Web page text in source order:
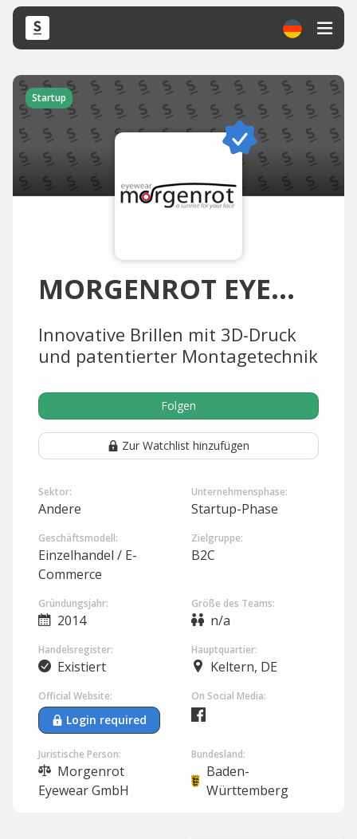
Startup
MORGENROT EYEWEAR
Innovative Brillen mit 3D-Druck
und patentierter Montagetechnik
Folgen
Zur Watchlist hinzufügen
Sektor:
Andere
Unternehmensphase:
Startup-Phase
Geschäftsmodell:
Einzelhandel / E-
Commerce
Zielgruppe:
B2C
Gründungsjahr:
2014
Größe des Teams:
n/a
Handelsregister:
Existiert
Hauptquartier:
Keltern, DE
Official Website:
Login required
On Social Media:
Juristische Person:
Morgenrot
Eyewear GmbH
Bundesland:
Baden-
Württemberg